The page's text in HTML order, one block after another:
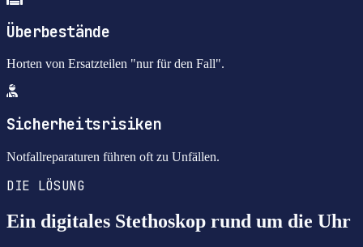
Überbestände
Horten von Ersatzteilen "nur für den Fall".
Sicherheitsrisiken
Notfallreparaturen führen oft zu Unfällen.
DIE LÖSUNG
Ein digitales Stethoskop rund um die Uhr